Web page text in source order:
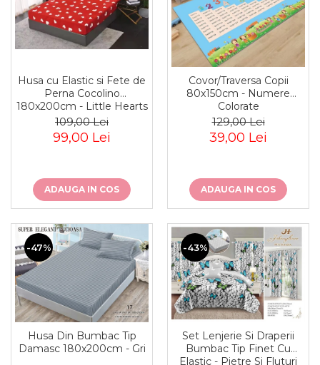
Husa cu Elastic si Fete de
Perna Cocolino
180x200cm - Little Hearts
109,00 Lei
99,00 Lei
ADAUGA IN COS
Covor/Traversa Copii
80x150cm - Numere
Colorate
129,00 Lei
39,00 Lei
ADAUGA IN COS
-47%
Husa Din Bumbac Tip
Damasc 180x200cm - Gri
-43%
Set Lenjerie Si Draperii
Bumbac Tip Finet Cu
Elastic - Pietre Si Fluturi